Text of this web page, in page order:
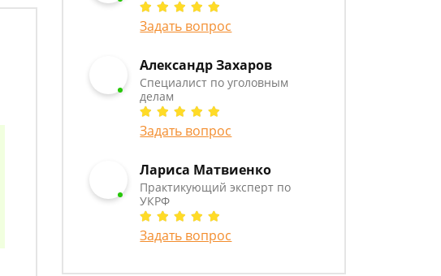
Задать вопрос
Александр Захаров
Специалист по уголовным
делам
Задать вопрос
Лариса Матвиенко
Практикующий эксперт по
УКРФ
Задать вопрос